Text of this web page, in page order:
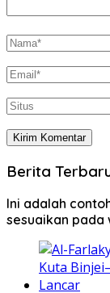
Berita
Ini adalah
sesuaikan pada